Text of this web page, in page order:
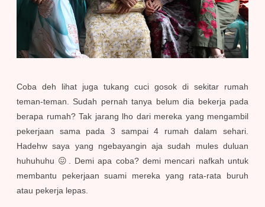
Coba deh lihat juga tukang cuci gosok di sekitar rumah
teman-teman. Sudah pernah tanya belum dia bekerja pada
berapa rumah? Tak jarang lho dari mereka yang mengambil
pekerjaan sama pada 3 sampai 4 rumah dalam sehari.
Hadehw saya yang ngebayangin aja sudah mules duluan
huhuhuhu 😖. Demi apa coba? demi mencari nafkah untuk
membantu pekerjaan suami mereka yang rata-rata buruh
atau pekerja lepas.